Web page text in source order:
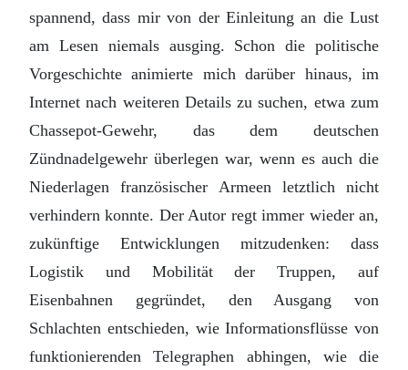
spannend, dass mir von der Einleitung an die Lust
am Lesen niemals ausging. Schon die politische
Vorgeschichte animierte mich darüber hinaus, im
Internet nach weiteren Details zu suchen, etwa zum
Chassepot-Gewehr, das dem deutschen
Zündnadelgewehr überlegen war, wenn es auch die
Niederlagen französischer Armeen letztlich nicht
verhindern konnte. Der Autor regt immer wieder an,
zukünftige Entwicklungen mitzudenken: dass
Logistik und Mobilität der Truppen, auf
Eisenbahnen gegründet, den Ausgang von
Schlachten entschieden, wie Informationsflüsse von
funktionierenden Telegraphen abhingen, wie die